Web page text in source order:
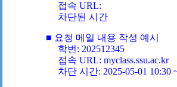
접속 URL:
차단된 시간
■ 요청 메일 내용 작성 예시
학번: 202512345
접속 URL: myclass.ssu.ac.kr
차단 시간: 2025-05-01 10:30